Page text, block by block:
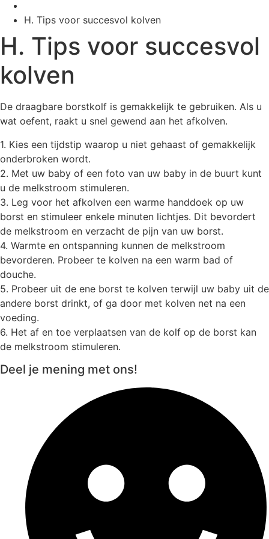
H. Tips voor succesvol kolven
H. Tips voor succesvol
kolven
De draagbare borstkolf is gemakkelijk te gebruiken. Als u
wat oefent, raakt u snel gewend aan het afkolven.
1. Kies een tijdstip waarop u niet gehaast of gemakkelijk
onderbroken wordt.
2. Met uw baby of een foto van uw baby in de buurt kunt
u de melkstroom stimuleren.
3. Leg voor het afkolven een warme handdoek op uw
borst en stimuleer enkele minuten lichtjes. Dit bevordert
de melkstroom en verzacht de pijn van uw borst.
4. Warmte en ontspanning kunnen de melkstroom
bevorderen. Probeer te kolven na een warm bad of
douche.
5. Probeer uit de ene borst te kolven terwijl uw baby uit de
andere borst drinkt, of ga door met kolven net na een
voeding.
6. Het af en toe verplaatsen van de kolf op de borst kan
de melkstroom stimuleren.
Deel je mening met ons!